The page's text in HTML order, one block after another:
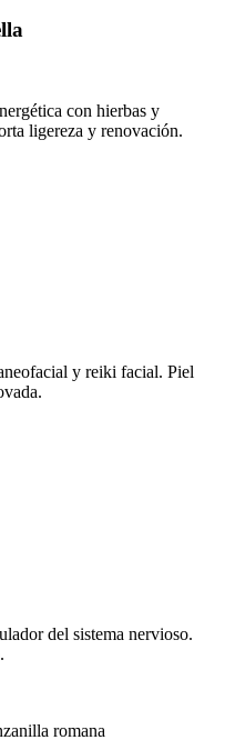
con hierbas y
ligereza y renovación.
y reiki facial. Piel
del sistema nervioso.
romana